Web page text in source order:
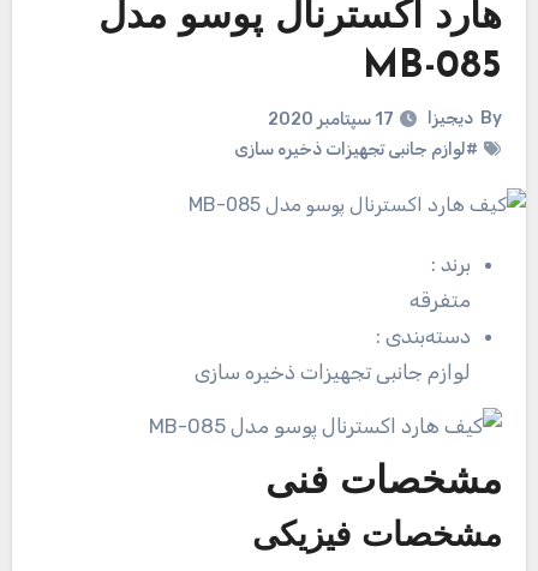
هارد اکسترنال پوسو مدل
MB-085
By دیجیزا
17 سپتامبر 2020
#لوازم جانبی تجهیزات ذخیره سازی
برند:
متفرقه
دسته‌بندی:
لوازم جانبی تجهیزات ذخیره سازی
مشخصات فنی
مشخصات فیزیکی